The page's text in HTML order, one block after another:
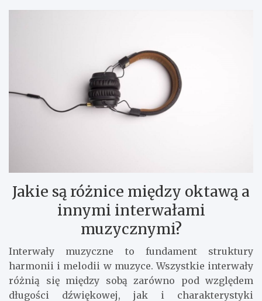
Jakie są różnice między oktawą a
innymi interwałami
muzycznymi?
Interwały muzyczne to fundament struktury
harmonii i melodii w muzyce. Wszystkie interwały
różnią się między sobą zarówno pod względem
długości dźwiękowej, jak i charakterystyki